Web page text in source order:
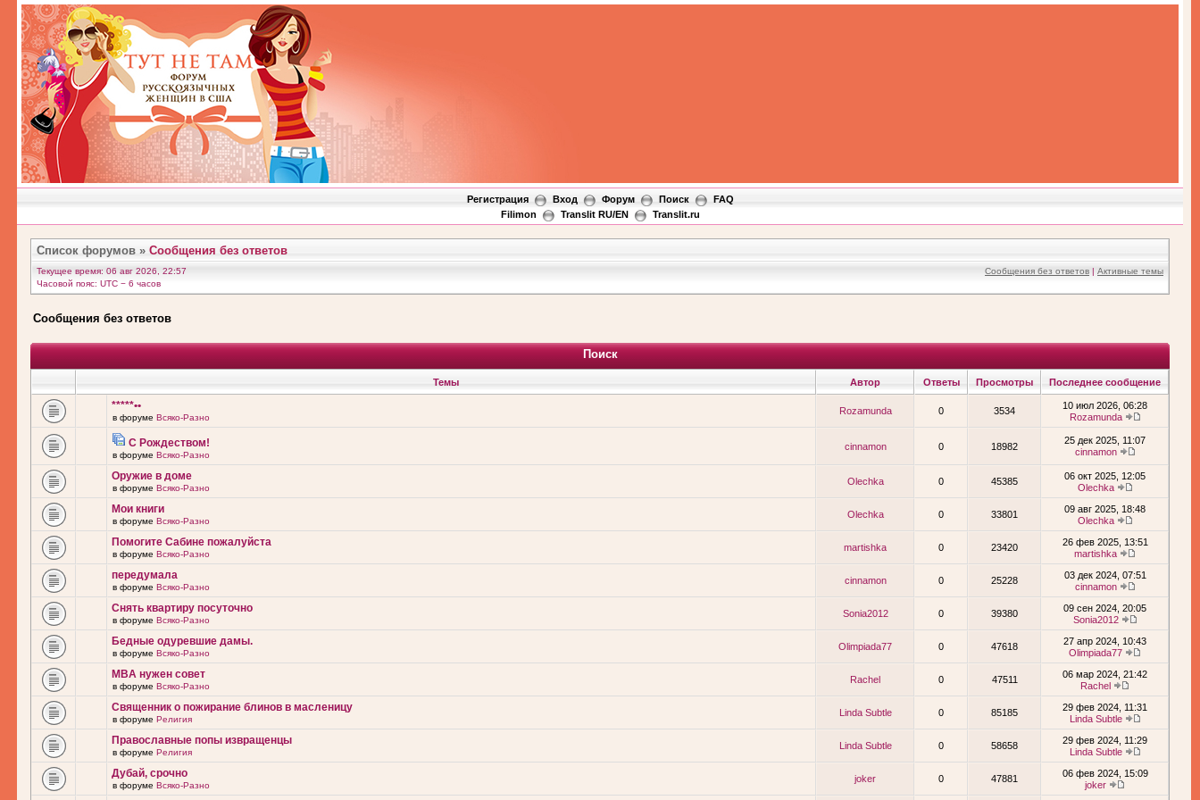
Регистрация Вход Форум Поиск
FAQ
Filimon
Translit RU/EN Translit.ru
Список форумов » Сообщения без ответов
Текущее время: 06 авг 2026, 22:57
Часовой пояс: UTC − 6 часов
Сообщения без ответов | Активные темы
Сообщения без ответов
Поиск
Темы Автор Ответы Просмотры Последнее сообщение
*****••
в форуме Всяко-Разно
Rozamunda 0 3534
10 июл 2026, 06:28
Rozamunda
С Рождеством!
в форуме Всяко-Разно
cinnamon 0 18982
25 дек 2025, 11:07
cinnamon
Оружие в доме
в форуме Всяко-Разно
Olechka 0 45385
06 окт 2025, 12:05
Olechka
Мои книги
в форуме Всяко-Разно
Olechka 0 33801
09 авг 2025, 18:48
Olechka
Помогите Сабине пожалуйста
в форуме Всяко-Разно
martishka 0 23420
26 фев 2025, 13:51
martishka
передумала
в форуме Всяко-Разно
cinnamon 0 25228
03 дек 2024, 07:51
cinnamon
Снять квартиру посуточно
в форуме Всяко-Разно
Sonia2012 0 39380
09 сен 2024, 20:05
Sonia2012
Бедные одуревшие дамы.
в форуме Всяко-Разно
Olimpiada77 0 47618
27 апр 2024, 10:43
Olimpiada77
MBA нужен совет
в форуме Всяко-Разно
Rachel 0 47511
06 мар 2024, 21:42
Rachel
Священник о пожирание блинов в масленицу
в форуме Религия
Linda Subtle 0 85185
29 фев 2024, 11:31
Linda Subtle
Православные попы извращенцы
в форуме Религия
Linda Subtle 0 58658
29 фев 2024, 11:29
Linda Subtle
Дубай, срочно
в форуме Всяко-Разно
joker 0 47881
06 фев 2024, 15:09
joker